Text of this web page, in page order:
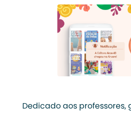
Dedicado aos professores,